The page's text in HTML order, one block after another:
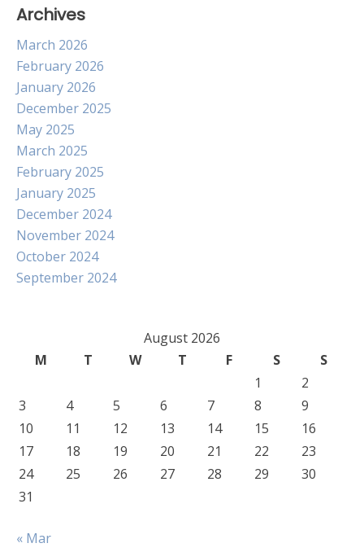
Archives
March 2026
February 2026
January 2026
December 2025
May 2025
March 2025
February 2025
January 2025
December 2024
November 2024
October 2024
September 2024
August 2026
M
T W T F S
S
1
2
3
4 5 6 7 8
9
10
11 12 13 14 15
16
17
18 19 20 21 22
23
24
25 26 27 28 29
30
31
« Mar